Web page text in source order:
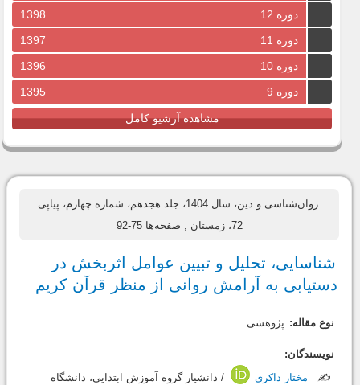
دوره 12
1398
دوره 11
1397
دوره 10
1396
دوره 9
1395
مشاهده آرشیو کامل
روان‌شناسی و دین، سال 1404، جلد هجدهم، شماره چهارم، پیاپی
72، زمستان
, صفحه‌ها 75-92
شناسایی، تحلیل و تبیین عوامل اثربخش در
دستیابی به آرامش روانی از منظر قرآن کریم
نوع مقاله: پژوهشی
نویسندگان:
✍️
مختار ذاکری / دانشیار گروه آموزش ابتدایی، دانشگاه